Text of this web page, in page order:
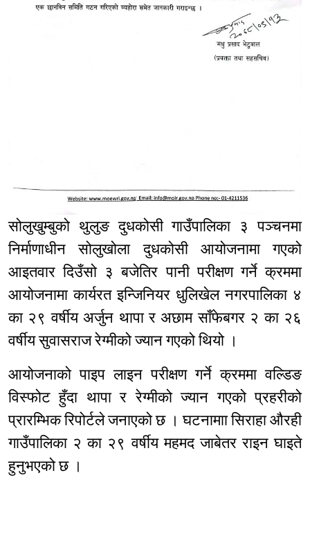
सोलुखुम्बुको थुलुङ दुधकोसी गाउँपालिका ३ पञ्चनमा
निर्माणाधीन सोलुखोला दुधकोसी आयोजनामा गएको
आइतवार दिउँसो ३ बजेतिर पानी परीक्षण गर्ने क्रममा
आयोजनामा कार्यरत इन्जिनियर धुलिखेल नगरपालिका ४
का २९ वर्षीय अर्जुन थापा र अछाम साँफेबगर २ का २६
वर्षीय सुवासराज रेग्मीको ज्यान गएको थियो ।
आयोजनाको पाइप लाइन परीक्षण गर्ने क्रममा वल्डिङ
विस्फोट हुँदा थापा र रेग्मीको ज्यान गएको प्रहरीको
प्रारम्भिक रिपोर्टले जनाएको छ । घटनामाा सिराहा औरही
गाउँपालिका २ का २९ वर्षीय महमद जाबेतर राइन घाइते
हुनुभएको छ ।